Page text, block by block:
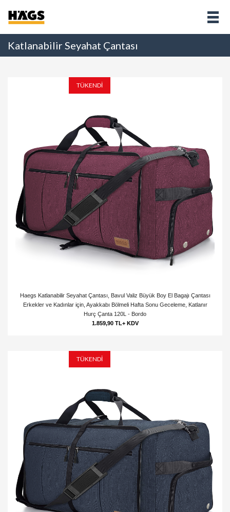
Katlanabilir Seyahat Çantası
TÜKENDİ
Haegs Katlanabilir Seyahat Çantası, Bavul Valiz Büyük Boy El Bagajı Çantası
Erkekler ve Kadınlar için, Ayakkabı Bölmeli Hafta Sonu Geceleme, Katlanır
Hurç Çanta 120L - Bordo
1.859,90 TL+ KDV
TÜKENDİ